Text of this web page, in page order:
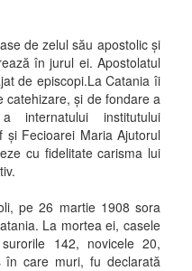
de zelul său apostolic şi
în jurul ei. Apostolatul
de episcopi.La Catania îi
şi de fondare a
institutului
şi Fecioarei Maria Ajutorul
cu fidelitate carisma lui
pe 26 martie 1908 sora
La mortea ei, casele
142, novicele 20,
în care muri, fu declarată